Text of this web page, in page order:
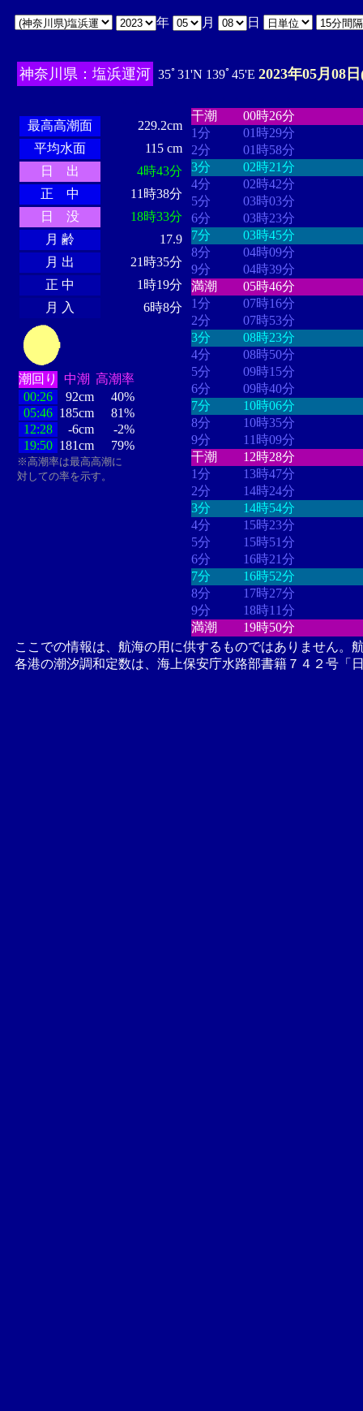
年 月 日
神奈川県：塩浜運河 35ﾟ31'N 139ﾟ45'E 2023年05月08
最高高潮面
229.2cm
平均水面
115 cm
日 出
4時43分
正 中
11時38分
日 没
18時33分
月 齢
17.9
月 出
21時35分
正 中
1時19分
月 入
6時8分
潮回り 中潮 高潮率
00:26
92cm
40%
05:46 185cm
81%
12:28
-6cm
-2%
19:50 181cm 79%
※高潮率は最高高潮に
対しての率を示す。
干潮
00時26分
1分
01時29分
2分
01時58分
3分
02時21分
4分
02時42分
5分
03時03分
6分
03時23分
7分
03時45分
8分
04時09分
9分
04時39分
満潮
05時46分
1分
07時16分
2分
07時53分
3分
08時23分
4分
08時50分
5分
09時15分
6分
09時40分
7分
10時06分
8分
10時35分
9分
11時09分
干潮
12時28分
1分
13時47分
2分
14時24分
3分
14時54分
4分
15時23分
5分
15時51分
6分
16時21分
7分
16時52分
8分
17時27分
9分
18時11分
満潮
19時50分
ここでの情報は、航海の用に供するものではありません。
各港の潮汐調和定数は、海上保安庁水路部書籍７４２号「